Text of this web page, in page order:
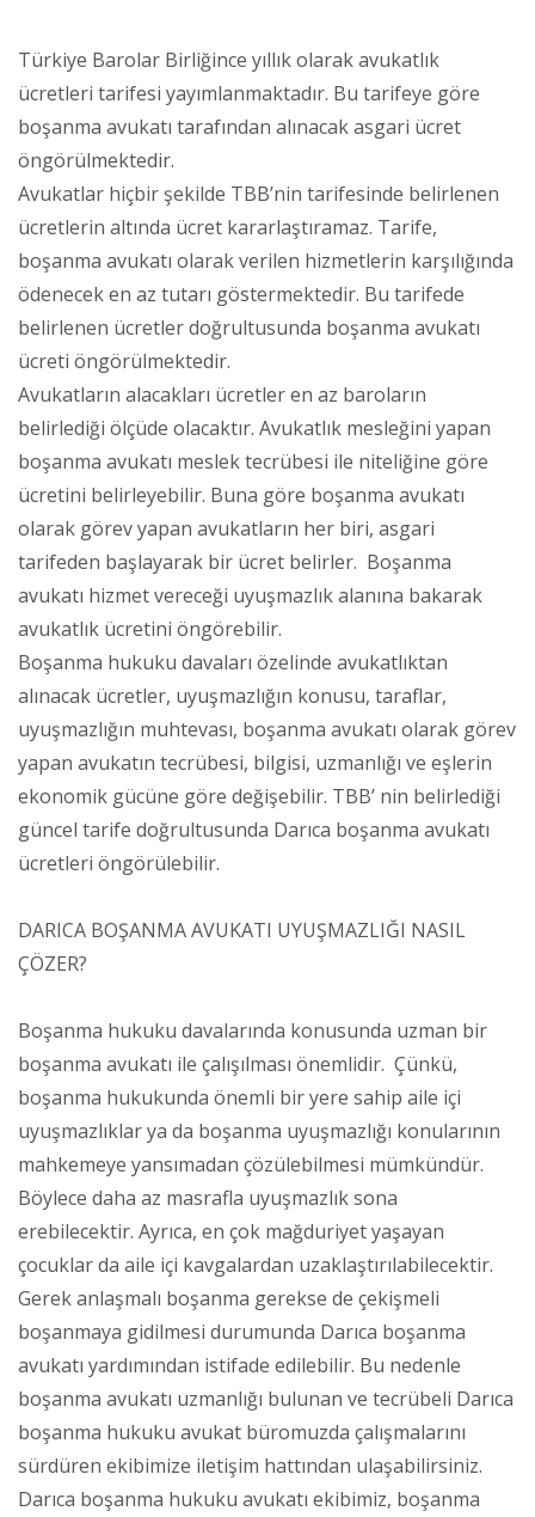
Türkiye Barolar Birliğince yıllık olarak avukatlık
ücretleri tarifesi yayımlanmaktadır. Bu tarifeye göre
boşanma avukatı tarafından alınacak asgari ücret
öngörülmektedir.
Avukatlar hiçbir şekilde TBB’nin tarifesinde belirlenen
ücretlerin altında ücret kararlaştıramaz. Tarife,
boşanma avukatı olarak verilen hizmetlerin karşılığında
ödenecek en az tutarı göstermektedir. Bu tarifede
belirlenen ücretler doğrultusunda boşanma avukatı
ücreti öngörülmektedir.
Avukatların alacakları ücretler en az baroların
belirlediği ölçüde olacaktır. Avukatlık mesleğini yapan
boşanma avukatı meslek tecrübesi ile niteliğine göre
ücretini belirleyebilir. Buna göre boşanma avukatı
olarak görev yapan avukatların her biri, asgari
tarifeden başlayarak bir ücret belirler. Boşanma
avukatı hizmet vereceği uyuşmazlık alanına bakarak
avukatlık ücretini öngörebilir.
Boşanma hukuku davaları özelinde avukatlıktan
alınacak ücretler, uyuşmazlığın konusu, taraflar,
uyuşmazlığın muhtevası, boşanma avukatı olarak görev
yapan avukatın tecrübesi, bilgisi, uzmanlığı ve eşlerin
ekonomik gücüne göre değişebilir. TBB’ nin belirlediği
güncel tarife doğrultusunda Darıca boşanma avukatı
ücretleri öngörülebilir.
DARICA BOŞANMA AVUKATI UYUŞMAZLIĞI NASIL
ÇÖZER?
Boşanma hukuku davalarında konusunda uzman bir
boşanma avukatı ile çalışılması önemlidir. Çünkü,
boşanma hukukunda önemli bir yere sahip aile içi
uyuşmazlıklar ya da boşanma uyuşmazlığı konularının
mahkemeye yansımadan çözülebilmesi mümkündür.
Böylece daha az masrafla uyuşmazlık sona
erebilecektir. Ayrıca, en çok mağduriyet yaşayan
çocuklar da aile içi kavgalardan uzaklaştırılabilecektir.
Gerek anlaşmalı boşanma gerekse de çekişmeli
boşanmaya gidilmesi durumunda Darıca boşanma
avukatı yardımından istifade edilebilir. Bu nedenle
boşanma avukatı uzmanlığı bulunan ve tecrübeli Darıca
boşanma hukuku avukat büromuzda çalışmalarını
sürdüren ekibimize iletişim hattından ulaşabilirsiniz.
Darıca boşanma hukuku avukatı ekibimiz, boşanma